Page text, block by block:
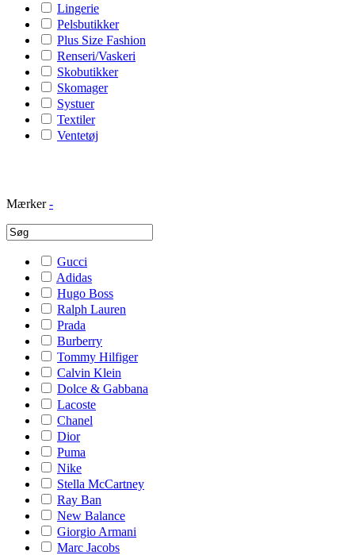
Lingerie
Pelsbutikker
Plus Size Fashion
Renseri/Vaskeri
Skobutikker
Skomager
Systuer
Textiler
Ventetøj
Mærker -
Gucci
Adidas
Hugo Boss
Ralph Lauren
Prada
Burberry
Tommy Hilfiger
Calvin Klein
Dolce & Gabbana
Lacoste
Chanel
Dior
Puma
Nike
Stella McCartney
Ray Ban
New Balance
Giorgio Armani
Marc Jacobs